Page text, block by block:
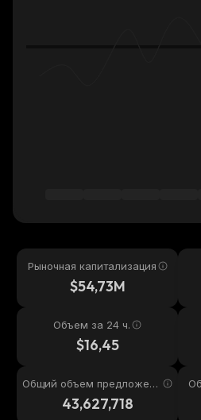
Рыночная капитализация
$54,73M
Объем за 24 ч.
$16,45
Общий объем предложени
43,627,718